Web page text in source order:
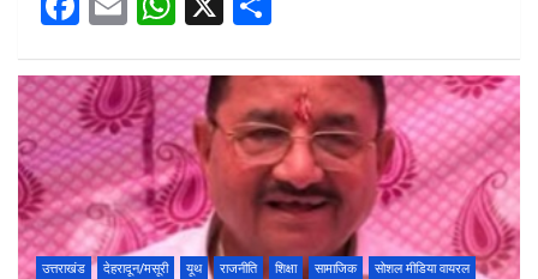
ce
b
o
o
k
ail at
s
A
p
p
ar
e
उत्तराखंड देहरादून/मसूरी यूथ राजनीति शिक्षा सामाजिक
सोशल मीडिया वायरल